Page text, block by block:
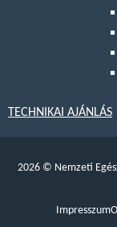
TECHNIKAI AJÁNLÁS
2026 © Nemzeti
Impresszum